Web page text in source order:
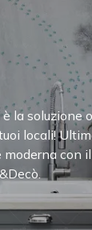
la soluzione
locali!
con